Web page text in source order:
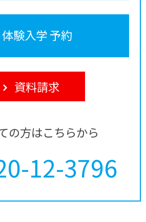
体験入学 予約
資料請求
の方はこちらから
12-3796